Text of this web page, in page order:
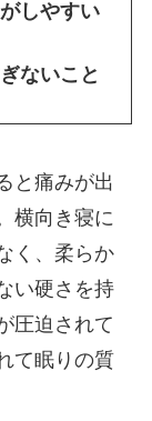
しやすい
ないこと
と痛みが出
横向き寝に
く、柔らか
い硬さを持
圧迫されて
て眠りの質